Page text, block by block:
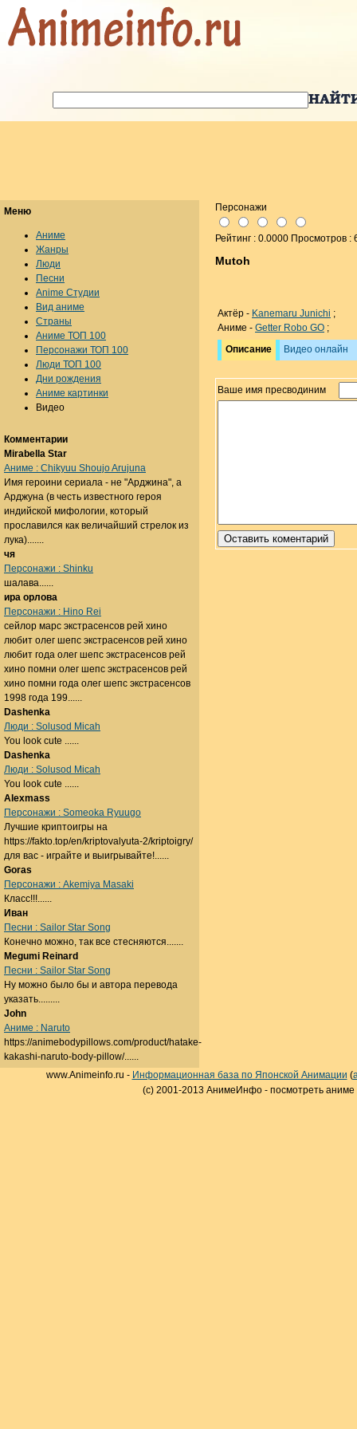
Персонажи
Рейтинг : 0.0000 Просмотров :
Mutoh
Актёр - Kanemaru Junichi ;
Аниме - Getter Robo GO ;
Описание
Видео онлайн
Ваше имя пресводиним
Меню
Аниме
Жанры
Люди
Песни
Anime Студии
Вид аниме
Страны
Аниме ТОП 100
Персонажи ТОП 100
Люди ТОП 100
Дни рождения
Аниме картинки
Видео
Комментарии
Mirabella Star
Аниме : Chikyuu Shoujo Arujuna
Имя героини сериала - не "Арджина", а
Арджуна (в честь известного героя
индийской мифологии, который
прославился как величайший стрелок из
лука).......
чя
Персонажи : Shinku
шалава......
ира орлова
Персонажи : Hino Rei
сейлор марс экстрасенсов рей хино
любит олег шепс экстрасенсов рей хино
любит года олег шепс экстрасенсов рей
хино помни олег шепс экстрасенсов рей
хино помни года олег шепс экстрасенсов
1998 года 199......
Dashenka
Люди : Solusod Micah
You look cute ......
Dashenka
Люди : Solusod Micah
You look cute ......
Alexmass
Персонажи : Someoka Ryuugo
Лучшие криптоигры на
https://fakto.top/en/kriptovalyuta-2/kriptoigry/
для вас - играйте и выигрывайте!......
Goras
Персонажи : Akemiya Masaki
Класс!!!......
Иван
Песни : Sailor Star Song
Конечно можно, так все стесняются.......
Megumi Reinard
Песни : Sailor Star Song
Ну можно было бы и автора перевода
указать.........
John
Аниме : Naruto
https://animebodypillows.com/product/hatake-
kakashi-naruto-body-pillow/......
www.Animeinfo.ru - Информационная база по Японской Анимации (
(c) 2001-2013 АнимеИнфо - посмотреть аниме